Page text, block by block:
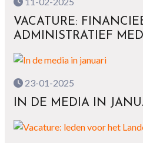
VACATURE:
ADMINISTRATIEF
23-01-2025
IN DE MEDIA IN